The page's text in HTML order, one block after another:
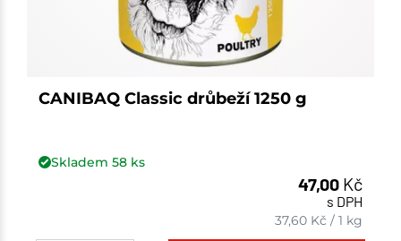
CANIBAQ Classic drůbeží 1250 g
Skladem 58ks
47,00 Kč
s DPH
37,60 Kč /1 kg